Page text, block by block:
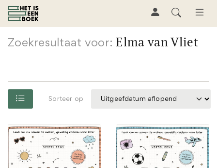
Zoekresultaat voor: Elma van Vliet
Sorteer op